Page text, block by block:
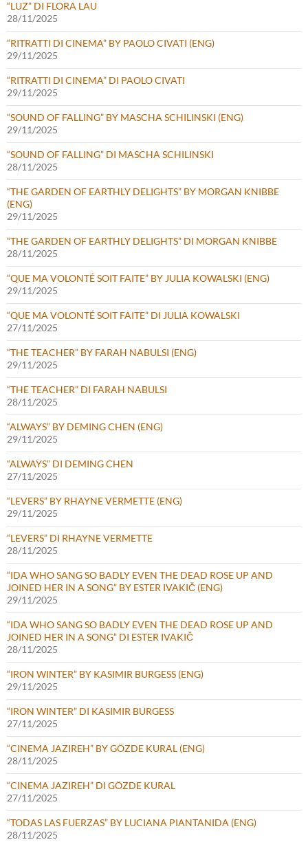
“LUZ” DI FLORA LAU
28/11/2025
“RITRATTI DI CINEMA” BY PAOLO CIVATI (ENG)
29/11/2025
“RITRATTI DI CINEMA” DI PAOLO CIVATI
29/11/2025
“SOUND OF FALLING” BY MASCHA SCHILINSKI (ENG)
29/11/2025
“SOUND OF FALLING” DI MASCHA SCHILINSKI
28/11/2025
“THE GARDEN OF EARTHLY DELIGHTS” BY MORGAN KNIBBE
(ENG)
29/11/2025
“THE GARDEN OF EARTHLY DELIGHTS” DI MORGAN KNIBBE
28/11/2025
“QUE MA VOLONTÉ SOIT FAITE” BY JULIA KOWALSKI (ENG)
29/11/2025
“QUE MA VOLONTÉ SOIT FAITE” DI JULIA KOWALSKI
27/11/2025
“THE TEACHER” BY FARAH NABULSI (ENG)
29/11/2025
“THE TEACHER” DI FARAH NABULSI
28/11/2025
“ALWAYS” BY DEMING CHEN (ENG)
29/11/2025
“ALWAYS” DI DEMING CHEN
27/11/2025
“LEVERS” BY RHAYNE VERMETTE (ENG)
29/11/2025
“LEVERS” DI RHAYNE VERMETTE
28/11/2025
“IDA WHO SANG SO BADLY EVEN THE DEAD ROSE UP AND
JOINED HER IN A SONG” BY ESTER IVAKIČ (ENG)
29/11/2025
“IDA WHO SANG SO BADLY EVEN THE DEAD ROSE UP AND
JOINED HER IN A SONG” DI ESTER IVAKIČ
28/11/2025
“IRON WINTER” BY KASIMIR BURGESS (ENG)
29/11/2025
“IRON WINTER” DI KASIMIR BURGESS
27/11/2025
“CINEMA JAZIREH” BY GÖZDE KURAL (ENG)
28/11/2025
“CINEMA JAZIREH” DI GÖZDE KURAL
27/11/2025
“TODAS LAS FUERZAS” BY LUCIANA PIANTANIDA (ENG)
28/11/2025